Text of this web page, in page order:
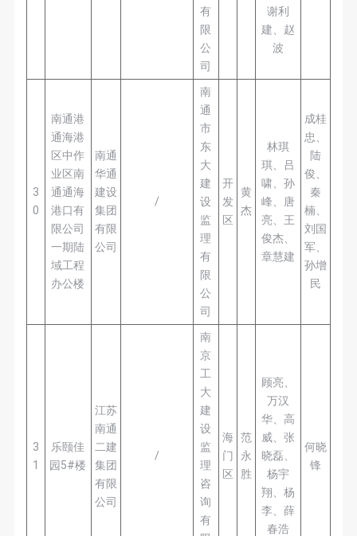
有
限
公
司
谢利
建、赵
波
3
0
南通港
通海港
区中作
业区南
通通海
港口有
限公司
一期陆
域工程
办公楼
南通
华通
建设
集团
有限
公司
/
南
通
市
东
大
建
设
监
理
有
限
公
司
开
发
区
黄
杰
林琪
琪、吕
啸、孙
峰、唐
亮、王
俊杰、
章慧建
成桂
忠、
陆
俊、
秦
楠、
刘国
军、
孙增
民
3
1
乐颐佳
园5#楼
江苏
南通
二建
集团
有限
公司
/
南
京
工
大
建
设
监
理
咨
询
有
海
门
区
范
永
胜
顾亮、
万汉
华、高
威、张
晓磊、
杨宇
翔、杨
李、薛
春浩
何晓
锋